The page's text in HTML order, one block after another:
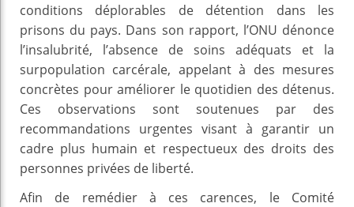
conditions déplorables de détention dans les
prisons du pays. Dans son rapport, l’ONU dénonce
l’insalubrité, l’absence de soins adéquats et la
surpopulation carcérale, appelant à des mesures
concrètes pour améliorer le quotidien des détenus.
Ces observations sont soutenues par des
recommandations urgentes visant à garantir un
cadre plus humain et respectueux des droits des
personnes privées de liberté.
Afin de remédier à ces carences, le Comité